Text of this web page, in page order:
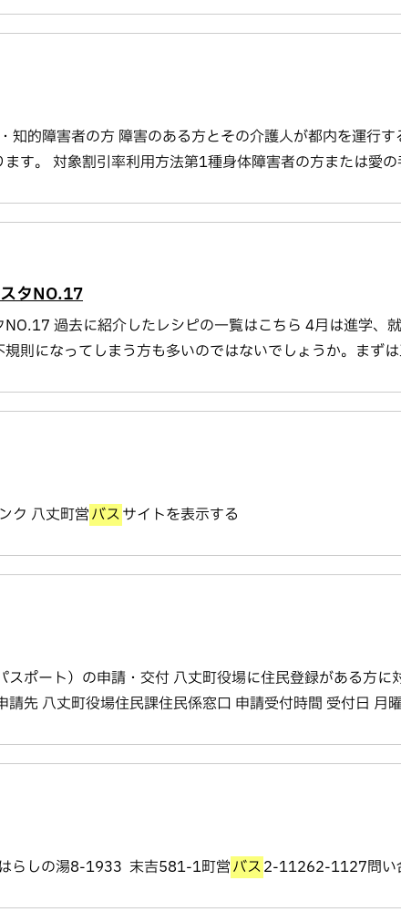
知的障害者の方 障害のある方とその介護人が都内を運行す
す。 対象割引率利用方法第1種身体障害者の方または愛
タNO.17
過去に紹介したレシピの一覧はこちら 4月は進学、
則になってしまう方も多いのではないでしょうか。まず
ク 八丈町営バスサイトを表示する
スポート）の申請・交付 八丈町役場に住民登録がある方
請先 八丈町役場住民課住民係窓口 申請受付時間 受付日 月
らしの湯8-1933 末吉581-1町営バス2-11262-1127問い